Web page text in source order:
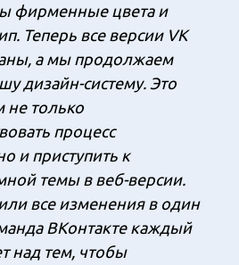
фирменные цвета и
Теперь все версии VK
а мы продолжаем
дизайн-систему. Это
не только
процесс
и приступить к
темы в веб-версии.
все изменения в один
ВКонтакте каждый
над тем, чтобы